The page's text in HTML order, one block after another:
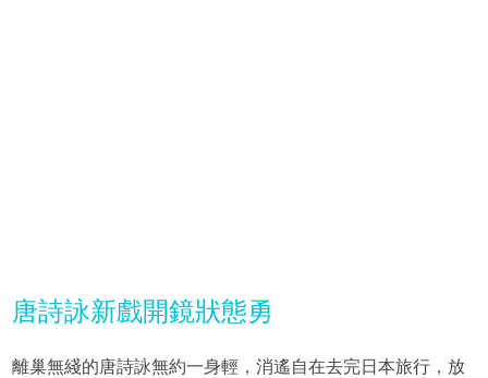
唐詩詠新戲開鏡狀態勇
離巢無綫的唐詩詠無約一身輕，消遙自在去完日本旅行，放